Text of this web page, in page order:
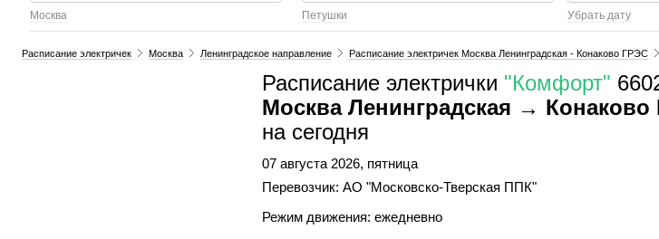
Москва Петушки убрать дату
Расписание электричек Москва Ленинградское направление Расписание электричек Москва Ленинградская - Конаково ГРЭС
Расписание электрички "Комфорт"
Москва Ленинградская →
на сегодня
07 августа 2026, пятница
Перевозчик: АО "Московско-Тверская ППК"
Режим движения: ежедневно